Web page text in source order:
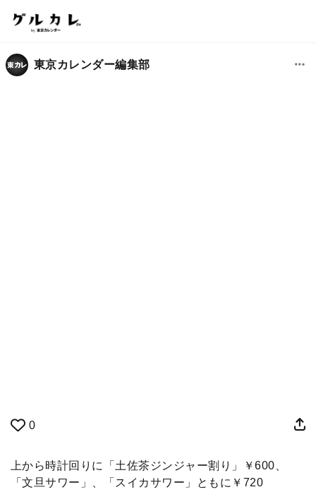
東京カレンダー編集部
0
上から時計回りに「土佐茶ジンジャー割り」￥600、
「文旦サワー」、「スイカサワー」ともに￥720